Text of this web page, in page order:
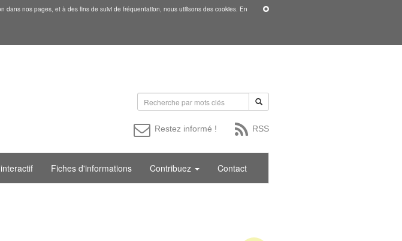
dans nos pages, et à des fins de suivi de fréquentation, nous utilisons des cookies. En
RSS
Restez informé !
Fiches d'informations Contribuez Contact